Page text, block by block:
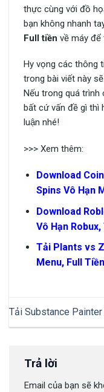
thực cùng với đồ
bạn không nhanh
Full tiền về máy để
Hy vọng các thông
trong bài viết này
Nếu trong quá trình
bất cứ vấn đề gì thì
luận nhé!
>>> Xem thêm:
Download
Spins Vô Hạn
Download
Vô Hạn
Tải Plants vs
Menu, Full
Tải Substance Painter
v7.4.1 Full Vĩnh Viễn
Trả lời
Email của bạn sẽ